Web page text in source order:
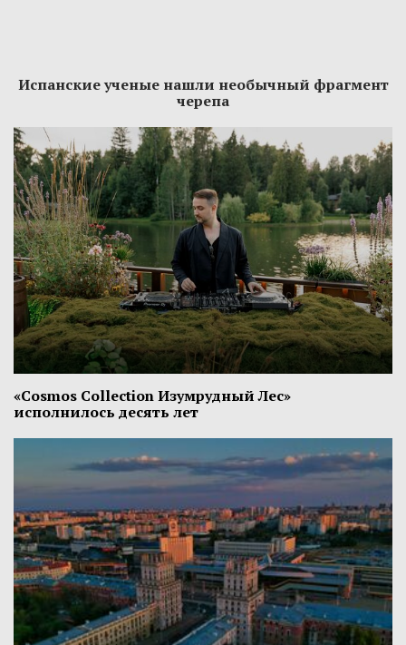
Испанские ученые нашли необычный фрагмент
черепа
«Cosmos Collection Изумрудный Лес»
исполнилось десять лет